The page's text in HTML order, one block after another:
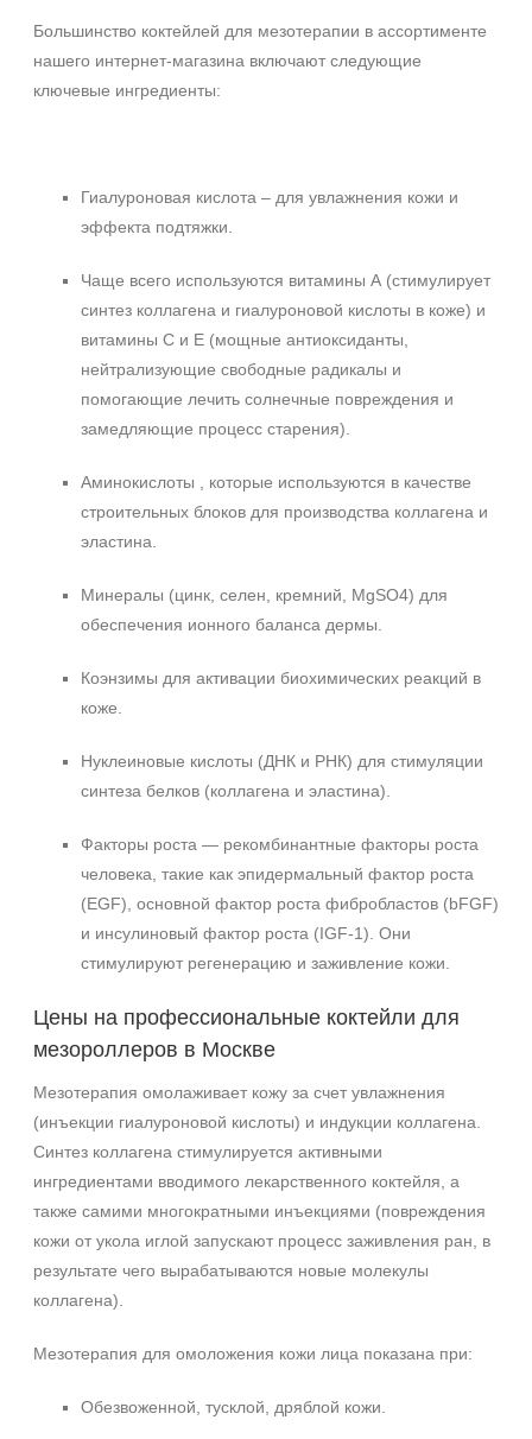
Большинство коктейлей для мезотерапии в ассортименте
нашего интернет-магазина включают следующие
ключевые ингредиенты:
Гиалуроновая кислота – для увлажнения кожи и
эффекта подтяжки.
Чаще всего используются витамины А (стимулирует
синтез коллагена и гиалуроновой кислоты в коже) и
витамины С и Е (мощные антиоксиданты,
нейтрализующие свободные радикалы и
помогающие лечить солнечные повреждения и
замедляющие процесс старения).
Аминокислоты , которые используются в качестве
строительных блоков для производства коллагена и
эластина.
Минералы (цинк, селен, кремний, MgSO4) для
обеспечения ионного баланса дермы.
Коэнзимы для активации биохимических реакций в
коже.
Нуклеиновые кислоты (ДНК и РНК) для стимуляции
синтеза белков (коллагена и эластина).
Факторы роста — рекомбинантные факторы роста
человека, такие как эпидермальный фактор роста
(EGF), основной фактор роста фибробластов (bFGF)
и инсулиновый фактор роста (IGF-1). Они
стимулируют регенерацию и заживление кожи.
Цены на профессиональные коктейли для
мезороллеров в Москве
Мезотерапия омолаживает кожу за счет увлажнения
(инъекции гиалуроновой кислоты) и индукции коллагена.
Синтез коллагена стимулируется активными
ингредиентами вводимого лекарственного коктейля, а
также самими многократными инъекциями (повреждения
кожи от укола иглой запускают процесс заживления ран, в
результате чего вырабатываются новые молекулы
коллагена).
Мезотерапия для омоложения кожи лица показана при:
Обезвоженной, тусклой, дряблой кожи.